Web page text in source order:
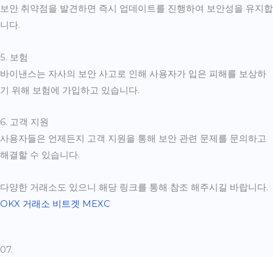
보안 취약점을 발견하면 즉시 업데이트를 진행하여 보안성을 유지합
니다.
5. 보험
바이낸스는 자사의 보안 사고로 인해 사용자가 입은 피해를 보상하
기 위해 보험에 가입하고 있습니다.
6. 고객 지원
사용자들은 언제든지 고객 지원을 통해 보안 관련 문제를 문의하고
해결할 수 있습니다.
다양한 거래소도 있으니 해당 링크를 통해 참조 해주시길 바랍니다.
OKX 거래소 비트겟 MEXC
07.